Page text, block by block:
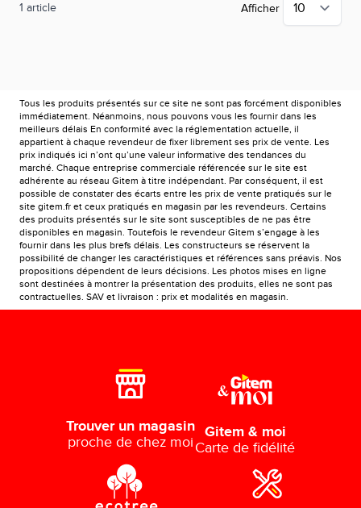
1 article Afficher
Tous les produits présentés sur ce site ne sont pas forcément disponibles
immédiatement. Néanmoins, nous pouvons vous les fournir dans les
meilleurs délais En conformité avec la réglementation actuelle, il
appartient à chaque revendeur de fixer librement ses prix de vente. Les
prix indiqués ici n’ont qu’une valeur informative des tendances du
marché. Chaque entreprise commerciale référencée sur le site est
adhérente au réseau Gitem à titre indépendant. Par conséquent, il est
possible de constater des écarts entre les prix de vente pratiqués sur le
site gitem.fr et ceux pratiqués en magasin par les revendeurs. Certains
des produits présentés sur le site sont susceptibles de ne pas être
disponibles en magasin. Toutefois le revendeur Gitem s’engage à les
fournir dans les plus brefs délais. Les constructeurs se réservent la
possibilité de changer les caractéristiques et références sans préavis. Nos
propositions dépendent de leurs décisions. Les photos mises en ligne
sont destinées à montrer la présentation des produits, elles ne sont pas
contractuelles. SAV et livraison : prix et modalités en magasin.
Trouver un magasin
proche de chez moi
Gitem & moi
Carte de fidélité